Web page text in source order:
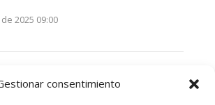
consentimiento
2025 09:00
en 2025: La clave de la